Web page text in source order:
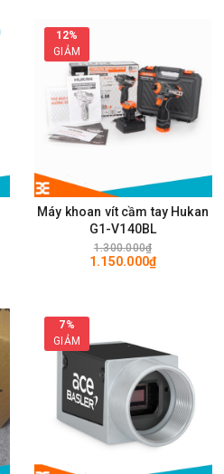
12%
GIẢM
Máy khoan vít cầm tay Hukan
G1-V140BL
1.300.000₫
1.150.000₫
7%
GIẢM